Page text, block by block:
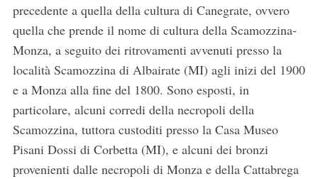
precedente a quella della cultura di Canegrate, ovvero
quella che prende il nome di cultura della Scamozzina-
Monza, a seguito dei ritrovamenti avvenuti presso la
località Scamozzina di Albairate (MI) agli inizi del 1900
e a Monza alla fine del 1800. Sono esposti, in
particolare, alcuni corredi della necropoli della
Scamozzina, tuttora custoditi presso la Casa Museo
Pisani Dossi di Corbetta (MI), e alcuni dei bronzi
provenienti dalle necropoli di Monza e della Cattabrega
S
e
c
h
r
: